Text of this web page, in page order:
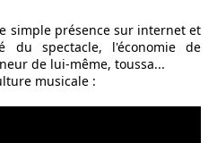
simple présence sur internet et
du spectacle, l'économie de
de lui-même, toussa...
musicale :